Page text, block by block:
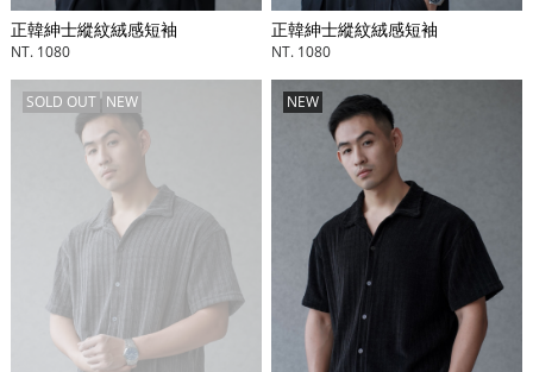
正韓紳士縱紋絨感短袖
NT. 1080
正韓紳士縱紋絨感短袖
NT. 1080
SOLD OUT NEW NEW